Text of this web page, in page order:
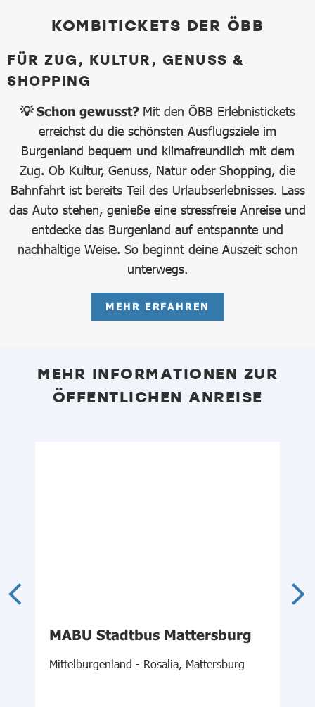
KOMBITICKETS DER ÖBB
FÜR ZUG, KULTUR, GENUSS &
SHOPPING
💡 Schon gewusst? Mit den ÖBB Erlebnistickets
erreichst du die schönsten Ausflugsziele im
Burgenland bequem und klimafreundlich mit dem
Zug. Ob Kultur, Genuss, Natur oder Shopping, die
Bahnfahrt ist bereits Teil des Urlaubserlebnisses. Lass
das Auto stehen, genieße eine stressfreie Anreise und
entdecke das Burgenland auf entspannte und
nachhaltige Weise. So beginnt deine Auszeit schon
unterwegs.
MEHR ERFAHREN
MEHR INFORMATIONEN ZUR
ÖFFENTLICHEN ANREISE
MABU Stadtbus Mattersburg
Mittelburgenland - Rosalia, Mattersburg